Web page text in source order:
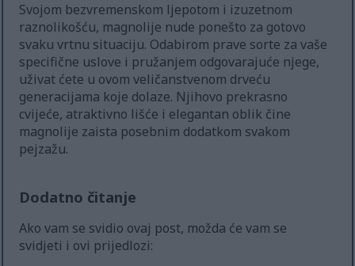
Svojom bezvremenskom ljepotom i izuzetnom
raznolikošću, magnolije nude ponešto za gotovo
svaku vrtnu situaciju. Odabirom prave sorte za vaše
specifične uslove i pružanjem odgovarajuće njege,
uživat ćete u ovom veličanstvenom drveću
generacijama koje dolaze. Njihovo prekrasno
cvijeće, atraktivno lišće i elegantan oblik čine
magnolije zaista posebnim dodatkom svakom
pejzažu.
Dodatno čitanje
Ako vam se svidio ovaj post, možda će vam se
svidjeti i ovi prijedlozi: